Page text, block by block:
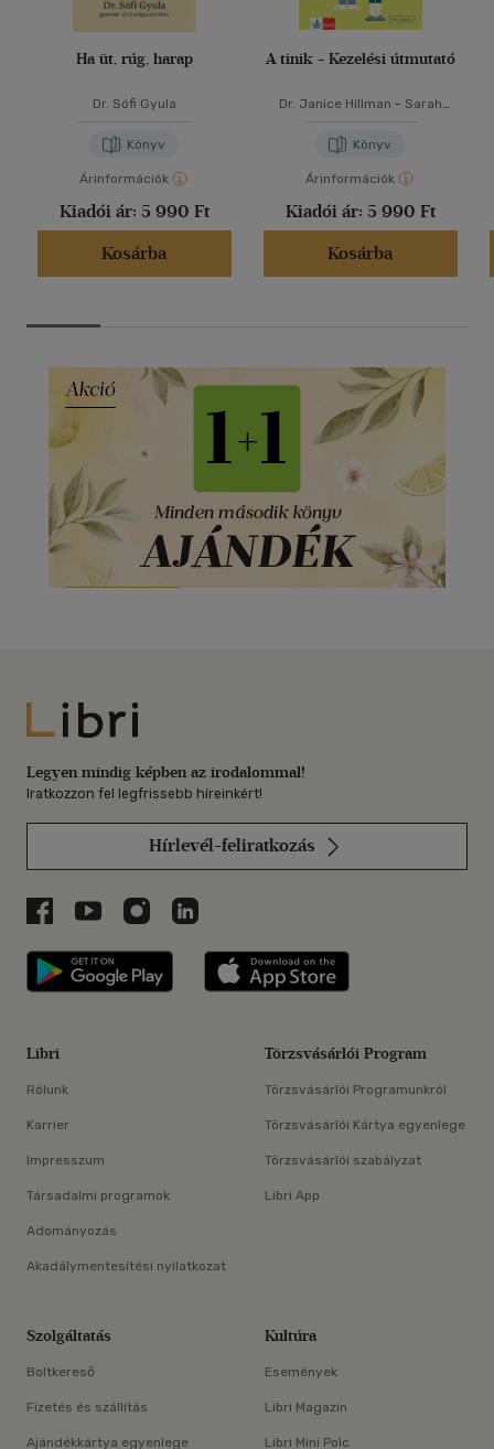
Ha üt, rúg, harap
Dr. Sófi Gyula
Könyv
Árinformációk
Kiadói ár: 5 990 Ft
Kosárba
A tinik - Kezelési útmutató
Dr. Janice Hillman - Sarah
Könyv
Árinformációk
Kiadói ár: 5 990 Ft
Kosárba
Libri
Legyen mindig képben az irodalommal!
Iratkozzon fel legfrissebb híreinkért!
Hírlevél-feliratkozás
Libri a Facebookon
Libri a Youtube-on
Libri az Instagramon
Libri a LinkedInen
Libri applikáció Szerezd meg: Google
Libri
Rólunk
Karrier
Impresszum
Társadalmi programok
Adományozás
Akadálymentesítési nyilatkozat
Törzsvásárlói Program
Törzsvásárlói Programunkról
Törzsvásárlói Kártya egyenlege
Törzsvásárlói szabályzat
Libri App
Szolgáltatás
Boltkereső
Fizetés és szállítás
Ajándékkártya egyenlege
Kultúra
Események
Libri Magazin
Libri Mini Polc